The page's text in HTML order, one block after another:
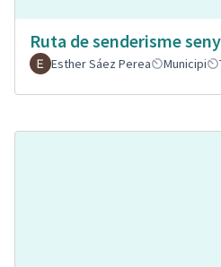
Ruta de senderisme
Esther Sáez Perea
Municipi